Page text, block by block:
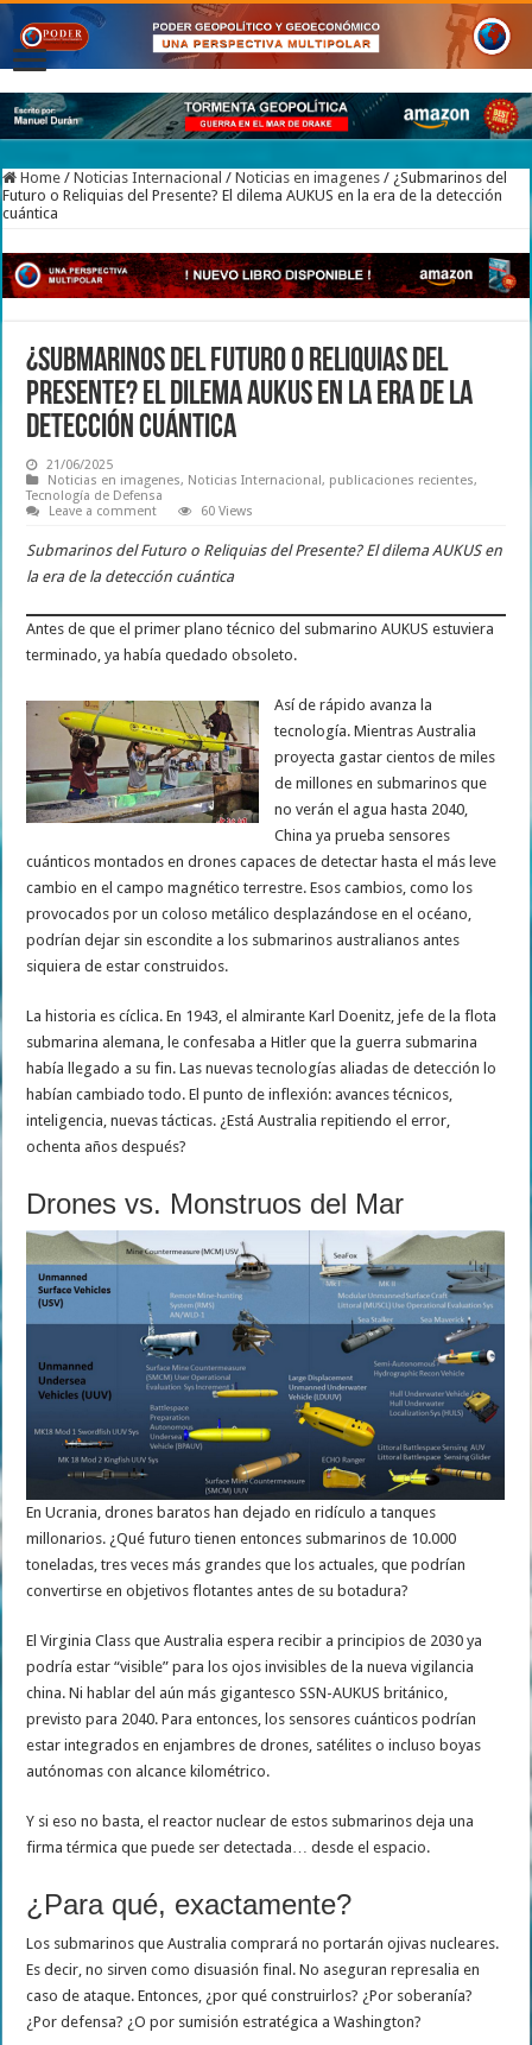
Home / Noticias Internacional / Noticias en imagenes / ¿Submarinos del
Futuro o Reliquias del Presente? El dilema AUKUS en la era de la detección
cuántica
¿Submarinos del Futuro o Reliquias del
Presente? El dilema AUKUS en la era de la
detección cuántica
21/06/2025
Noticias en imagenes, Noticias Internacional, publicaciones recientes,
Tecnología de Defensa
Leave a comment
60 Views
Submarinos del Futuro o Reliquias del Presente? El dilema AUKUS en
la era de la detección cuántica
Antes de que el primer plano técnico del submarino AUKUS estuviera
terminado, ya había quedado obsoleto.
Así de rápido avanza la
tecnología. Mientras Australia
proyecta gastar cientos de miles
de millones en submarinos que
no verán el agua hasta 2040,
China ya prueba sensores
cuánticos montados en drones capaces de detectar hasta el más leve
cambio en el campo magnético terrestre. Esos cambios, como los
provocados por un coloso metálico desplazándose en el océano,
podrían dejar sin escondite a los submarinos australianos antes
siquiera de estar construidos.
La historia es cíclica. En 1943, el almirante Karl Doenitz, jefe de la flota
submarina alemana, le confesaba a Hitler que la guerra submarina
había llegado a su fin. Las nuevas tecnologías aliadas de detección lo
habían cambiado todo. El punto de inflexión: avances técnicos,
inteligencia, nuevas tácticas. ¿Está Australia repitiendo el error,
ochenta años después?
Drones vs. Monstruos del Mar
En Ucrania, drones baratos han dejado en ridículo a tanques
millonarios. ¿Qué futuro tienen entonces submarinos de 10.000
toneladas, tres veces más grandes que los actuales, que podrían
convertirse en objetivos flotantes antes de su botadura?
El Virginia Class que Australia espera recibir a principios de 2030 ya
podría estar “visible” para los ojos invisibles de la nueva vigilancia
china. Ni hablar del aún más gigantesco SSN-AUKUS británico,
previsto para 2040. Para entonces, los sensores cuánticos podrían
estar integrados en enjambres de drones, satélites o incluso boyas
autónomas con alcance kilométrico.
Y si eso no basta, el reactor nuclear de estos submarinos deja una
firma térmica que puede ser detectada… desde el espacio.
¿Para qué, exactamente?
Los submarinos que Australia comprará no portarán ojivas nucleares.
Es decir, no sirven como disuasión final. No aseguran represalia en
caso de ataque. Entonces, ¿por qué construirlos? ¿Por soberanía?
¿Por defensa? ¿O por sumisión estratégica a Washington?